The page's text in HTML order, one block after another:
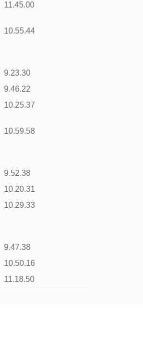
11.45.00
10.55.44
9.23.30
9.46.22
10.25.37
10.59.58
9.52.38
10.20.31
10.29.33
9.47.38
10.50.16
11.18.50